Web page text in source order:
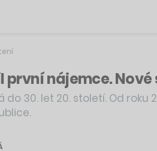
první nájemce.
do 30. let 20. století. Od